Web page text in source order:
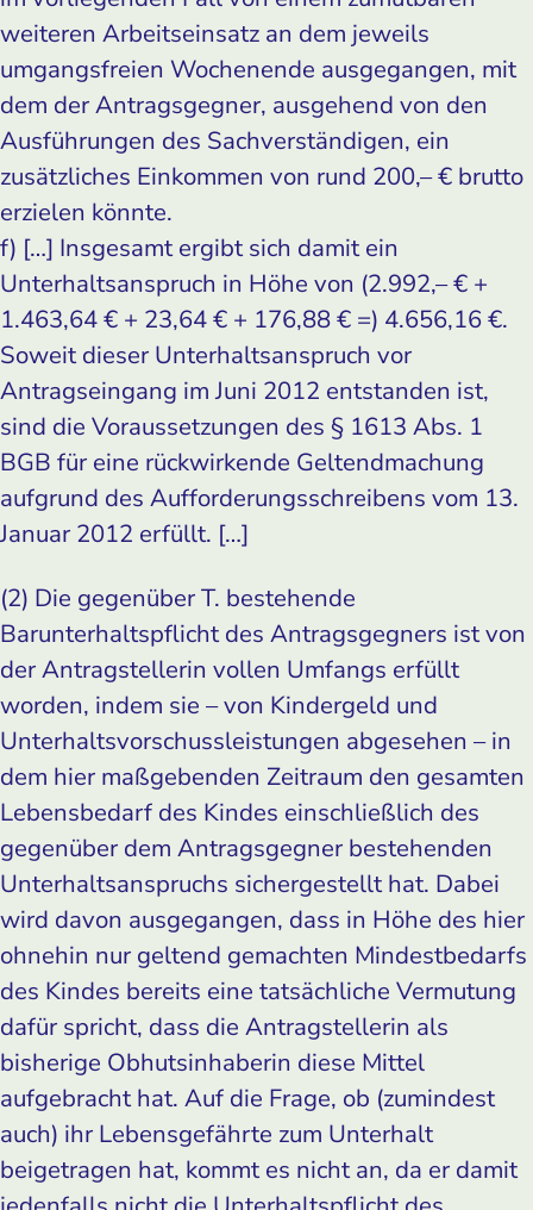
weiteren Arbeitseinsatz an dem jeweils
umgangsfreien Wochenende ausgegangen, mit
dem der Antragsgegner, ausgehend von den
Ausführungen des Sachverständigen, ein
zusätzliches Einkommen von rund 200,– € brutto
erzielen könnte.
f) […] Insgesamt ergibt sich damit ein
Unterhaltsanspruch in Höhe von (2.992,– € +
1.463,64 € + 23,64 € + 176,88 € =) 4.656,16 €.
Soweit dieser Unterhaltsanspruch vor
Antragseingang im Juni 2012 entstanden ist,
sind die Voraussetzungen des § 1613 Abs. 1
BGB für eine rückwirkende Geltendmachung
aufgrund des Aufforderungsschreibens vom 13.
Januar 2012 erfüllt. […]
(2) Die gegenüber T. bestehende
Barunterhaltspflicht des Antragsgegners ist von
der Antragstellerin vollen Umfangs erfüllt
worden, indem sie – von Kindergeld und
Unterhaltsvorschussleistungen abgesehen – in
dem hier maßgebenden Zeitraum den gesamten
Lebensbedarf des Kindes einschließlich des
gegenüber dem Antragsgegner bestehenden
Unterhaltsanspruchs sichergestellt hat. Dabei
wird davon ausgegangen, dass in Höhe des hier
ohnehin nur geltend gemachten Mindestbedarfs
des Kindes bereits eine tatsächliche Vermutung
dafür spricht, dass die Antragstellerin als
bisherige Obhutsinhaberin diese Mittel
aufgebracht hat. Auf die Frage, ob (zumindest
auch) ihr Lebensgefährte zum Unterhalt
beigetragen hat, kommt es nicht an, da er damit